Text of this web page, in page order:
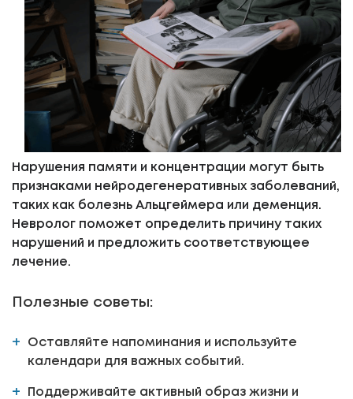
Нарушения памяти и концентрации могут быть
признаками нейродегенеративных заболеваний,
таких как болезнь Альцгеймера или деменция.
Невролог поможет определить причину таких
нарушений и предложить соответствующее
лечение.
Полезные советы:
Оставляйте напоминания и используйте
календари для важных событий.
Поддерживайте активный образ жизни и